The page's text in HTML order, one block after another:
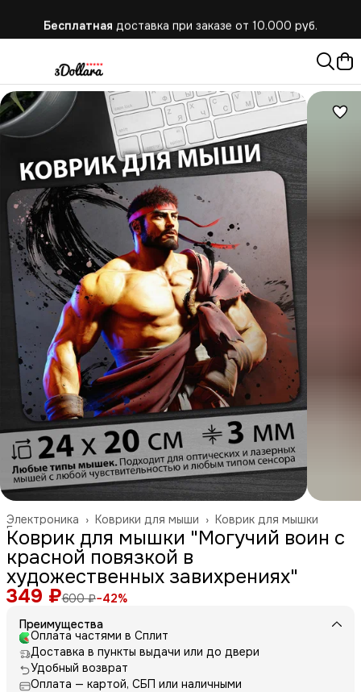
Бесплатная доставка при заказе от 10.000 руб.
Коврик для мышки
Коврики для мыши ›
Электроника ›
Главная
Коврик для мышки "Могучий воин с
красной повязкой в
художественных завихрениях"
349 ₽600 ₽−42%
Преимущества
Оплата частями в Сплит
Доставка в пункты выдачи или до двери
Удобный возврат
Оплата — картой, СБП или наличными